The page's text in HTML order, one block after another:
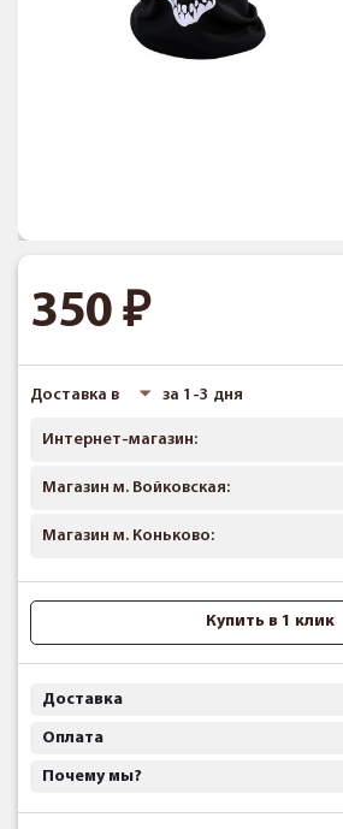
350
Доставка в за 1-3 дня
Интернет-магазин:
Магазин м. Войковская:
Магазин м. Коньково:
Купить в 1 клик
Доставка
Оплата
Почему мы?